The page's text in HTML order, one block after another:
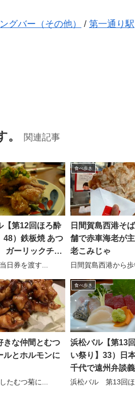
グバー（その他） / 第一通り駅
。 関連記事
【第12回ほろ酔
48）鉄板焼 あつ
ガーリックチキ
日券を渡す...
食べ歩き
日間賀島西港そ
舗で赤車海老が
老こみじゃ
日間賀島西港から歩
きな仲間とむつ
ルとホルモンに
たむつ菊に...
食べ歩き
浜松バル【第13
い祭り】33）日
千代で遠州弁談義
浜松バル 第13回ほ